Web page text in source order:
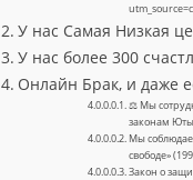
У нас Самая Низкая
У нас более 300
Онлайн Брак, и даже
⚖ Мы
законам
Мы
свободе»
Закон о